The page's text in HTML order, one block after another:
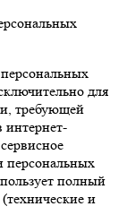
для
требующей
интернет-
персональных
полный
и